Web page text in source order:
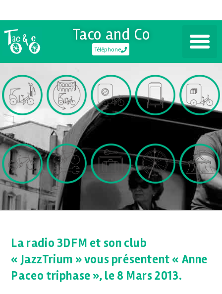
Taco and Co
Téléphone
La radio 3DFM et son club
« JazzTrium » vous présentent « Anne
Paceo triphase », le 8 Mars 2013.